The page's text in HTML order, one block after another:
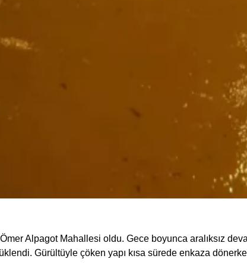
Alpagot Mahallesi oldu. Gece boyunca aralıksız
Gürültüyle çöken yapı kısa sürede enkaza